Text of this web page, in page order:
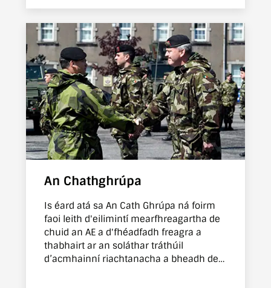
An Chathghrúpa
Is éard atá sa An Cath Ghrúpa ná foirm
faoi leith d'eilimintí mearfhreagartha de
chuid an AE a d'fhéadfadh freagra a
thabhairt ar an soláthar tráthúil
d’acmhainní riachtanacha a bheadh de